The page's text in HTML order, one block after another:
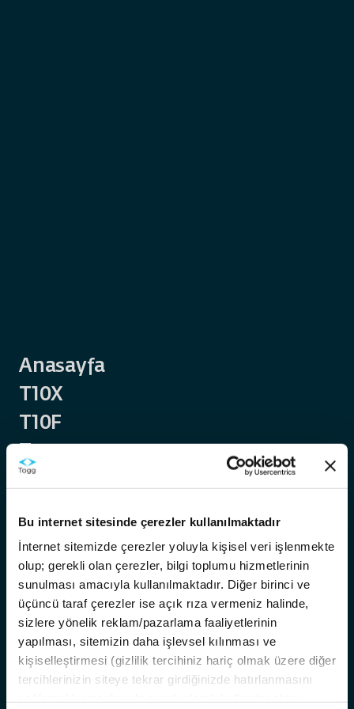
Bu internet sitesinde çerezler kullanılmaktadır
İnternet sitemizde çerezler yoluyla kişisel veri işlenmekte
olup; gerekli olan çerezler, bilgi toplumu hizmetlerinin
sunulması amacıyla kullanılmaktadır. Diğer birinci ve
üçüncü taraf çerezler ise açık rıza vermeniz halinde,
sizlere yönelik reklam/pazarlama faaliyetlerinin
yapılması, sitemizin daha işlevsel kılınması ve
kişiselleştirmesi (gizlilik tercihiniz hariç olmak üzere diğer
tercihlerinizin siteye tekrar girdiğinizde hatırlanmasını
Anasayfa
T10X
T10F
Trumore
Trugo
Temas Noktaları
Servis Noktaları
Hakkımızda
Kariyer
Bilgi
Satış ve Finansman Koşulları
T10X Yazılım OTA Güncellemeleri